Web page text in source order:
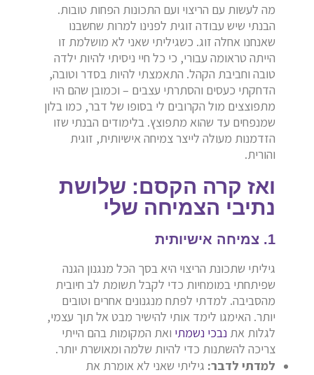
מה לעשות עם הריצוי ועם התכונות הפחות טובות.
הבנתי שיש עבודה זוגית לפנינו למרות שחשבנו
שאנחנו אחלה זוג. כשגיליתי שאני לא מושלמת זו
הייתה טראומה עבורי, כי כל חיי ניסיתי להיות ילדה
טובה וחביבת הקהל. התאמצתי להיות בסדר וטובה,
הדחקתי כעסים והסתרתי עצבים – וכמובן שהם היו
מתפוצצים מול הקרובים לי בסופו של דבר, כמו בלון
שמנפחים עד שהוא מתפוצץ. בלימודים הבנתי שזו
הזדמנות מעולה לייצר צמיחה אישיותית, זוגית
והורית.
ואז קרה הקסם: שלושת
נתיבי הצמיחה שלי
1. צמיחה אישיותית
גיליתי שתכונת הריצוי היא בסך הכל מנגנון הגנה
שפיתחתי במומחיות כדי לקבל תשומת לב חיובית
מהסביבה. למדתי לפתח מנגנונים אחרים וטובים
יותר. האימגו לימד אותי להישיר מבט אל תוך עצמי,
לגלות את נבכי נשמתי ואת המקומות בהם הייתי
צריכה להשתנות כדי להיות שלמה ומאושרת יותר.
למדתי לדבר: גיליתי שאני לא אומרת את